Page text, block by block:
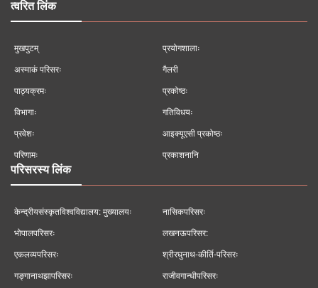
त्वरित लिंक
मुखपुटम्
अस्माकं परिसरः
पाठ्यक्रमः
विभागाः
प्रवेशः
परिणामः
प्रयोगशालाः
गैलरी
प्रकोष्ठः
गतिविधयः
आइक्यूएसी प्रकोष्ठः
प्रकाशनानि
परिसरस्य लिंक
केन्द्रीयसंस्कृतविश्वविद्यालय: मुख्यालयः
भोपालपरिसरः
एकलव्यपरिसरः
गङ्गानाथझापरिसरः
नासिकपरिसरः
लखनऊपरिसर:
श्रीरघुनाथ-कीर्ति-परिसरः
राजीवगान्धीपरिसरः